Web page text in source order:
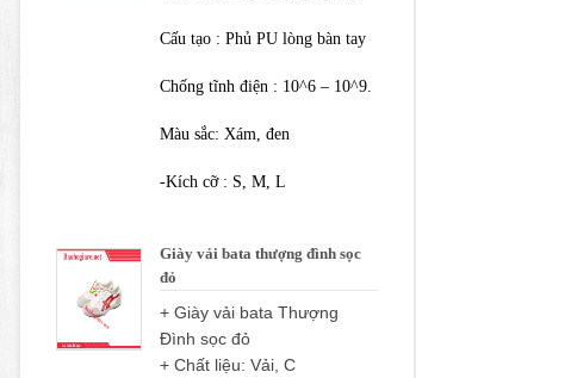
Cấu tạo : Phủ PU lòng bàn tay
Chống tĩnh điện : 10^6 – 10^9.
Màu sắc: Xám, đen
-Kích cỡ : S, M, L
Giày vải bata thượng đình sọc
đỏ
+ Giày vải bata Thượng
Đình sọc đỏ
+ Chất liệu: Vải, C